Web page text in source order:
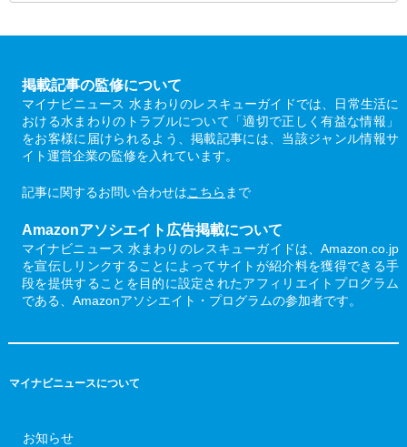
掲載記事の監修について
マイナビニュース 水まわりのレスキューガイドでは、日常生活に
おける水まわりのトラブルについて「適切で正しく有益な情報」
をお客様に届けられるよう、掲載記事には、当該ジャンル情報サ
イト運営企業の監修を入れています。
記事に関するお問い合わせはこちら まで
Amazonアソシエイト広告掲載について
マイナビニュース 水まわりのレスキューガイドは、Amazon.co.jp
を宣伝しリンクすることによってサイトが紹介料を獲得できる手
段を提供することを目的に設定されたアフィリエイトプログラム
である、Amazonアソシエイト・プログラムの参加者です。
マイナビニュースについて
お知らせ